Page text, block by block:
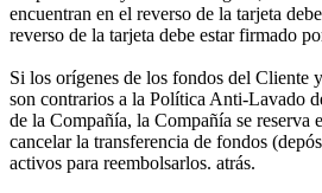
encuentran en el reverso de la tarjeta
reverso de la tarjeta debe estar firmado
Si los orígenes de los fondos del Cliente
son contrarios a la Política Anti-Lavado
de la Compañía, la Compañía se reserva
cancelar la transferencia de fondos
activos para reembolsarlos. atrás.